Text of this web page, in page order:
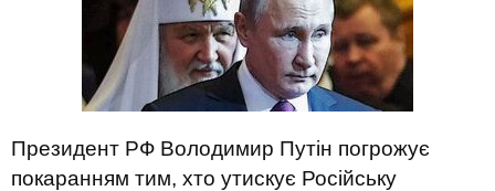
Президент РФ Володимир Путін погрожує
покаранням тим, хто утискує Російську